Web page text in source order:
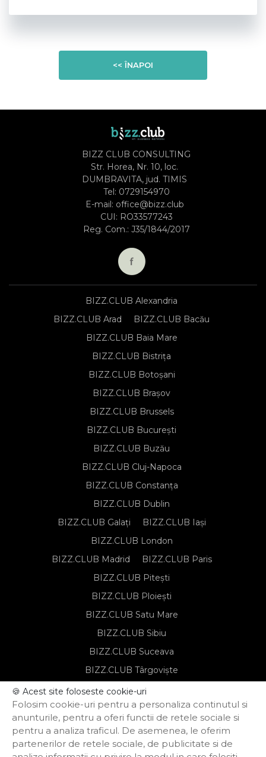
<< ÎNAPOI
BIZZ CLUB CONSULTING
Str. Horea, Nr. 10, loc.
DUMBRAVITA, jud. TIMIS
Tel: 0729154970
E-mail: office@bizz.club
CUI: RO33577243
Reg. Com.: J35/1844/2017
BIZZ.CLUB Alexandria
BIZZ.CLUB Arad
BIZZ.CLUB Bacău
BIZZ.CLUB Baia Mare
BIZZ.CLUB Bistrița
BIZZ.CLUB Botoșani
BIZZ.CLUB Brașov
BIZZ.CLUB Brussels
BIZZ.CLUB București
BIZZ.CLUB Buzău
BIZZ.CLUB Cluj-Napoca
BIZZ.CLUB Constanța
BIZZ.CLUB Dublin
BIZZ.CLUB Galați
BIZZ.CLUB Iași
BIZZ.CLUB London
BIZZ.CLUB Madrid
BIZZ.CLUB Paris
BIZZ.CLUB Pitești
BIZZ.CLUB Ploiești
BIZZ.CLUB Satu Mare
BIZZ.CLUB Sibiu
BIZZ.CLUB Suceava
BIZZ.CLUB Târgoviște
BIZZ.CLUB Târgu Mureș
BIZZ.CLUB Timișoara
Notă de informare privind prelucrarea
🍪 Acest site foloseste cookie-uri
Folosim cookie-uri pentru a personaliza continutul si
anunturile, pentru a oferi functii de retele sociale si
pentru a analiza traficul. De asemenea, le oferim
partenerilor de retele sociale, de publicitate si de